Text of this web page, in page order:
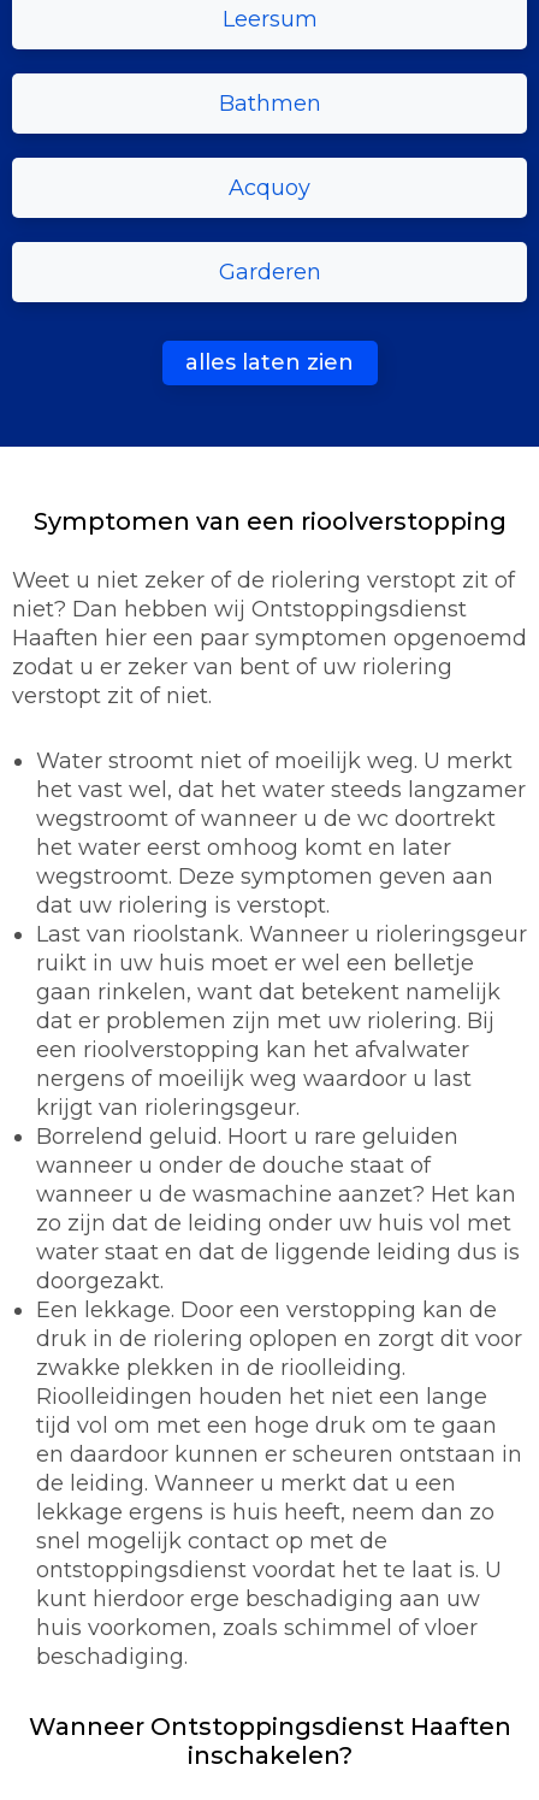
Leersum
Bathmen
Acquoy
Garderen
alles laten zien
Symptomen van een rioolverstopping
Weet u niet zeker of de riolering verstopt zit of
niet? Dan hebben wij Ontstoppingsdienst
Haaften hier een paar symptomen opgenoemd
zodat u er zeker van bent of uw riolering
verstopt zit of niet.
Water stroomt niet of moeilijk weg. U merkt
het vast wel, dat het water steeds langzamer
wegstroomt of wanneer u de wc doortrekt
het water eerst omhoog komt en later
wegstroomt. Deze symptomen geven aan
dat uw riolering is verstopt.
Last van rioolstank. Wanneer u rioleringsgeur
ruikt in uw huis moet er wel een belletje
gaan rinkelen, want dat betekent namelijk
dat er problemen zijn met uw riolering. Bij
een rioolverstopping kan het afvalwater
nergens of moeilijk weg waardoor u last
krijgt van rioleringsgeur.
Borrelend geluid. Hoort u rare geluiden
wanneer u onder de douche staat of
wanneer u de wasmachine aanzet? Het kan
zo zijn dat de leiding onder uw huis vol met
water staat en dat de liggende leiding dus is
doorgezakt.
Een lekkage. Door een verstopping kan de
druk in de riolering oplopen en zorgt dit voor
zwakke plekken in de rioolleiding.
Rioolleidingen houden het niet een lange
tijd vol om met een hoge druk om te gaan
en daardoor kunnen er scheuren ontstaan in
de leiding. Wanneer u merkt dat u een
lekkage ergens is huis heeft, neem dan zo
snel mogelijk contact op met de
ontstoppingsdienst voordat het te laat is. U
kunt hierdoor erge beschadiging aan uw
huis voorkomen, zoals schimmel of vloer
beschadiging.
Wanneer Ontstoppingsdienst Haaften
inschakelen?